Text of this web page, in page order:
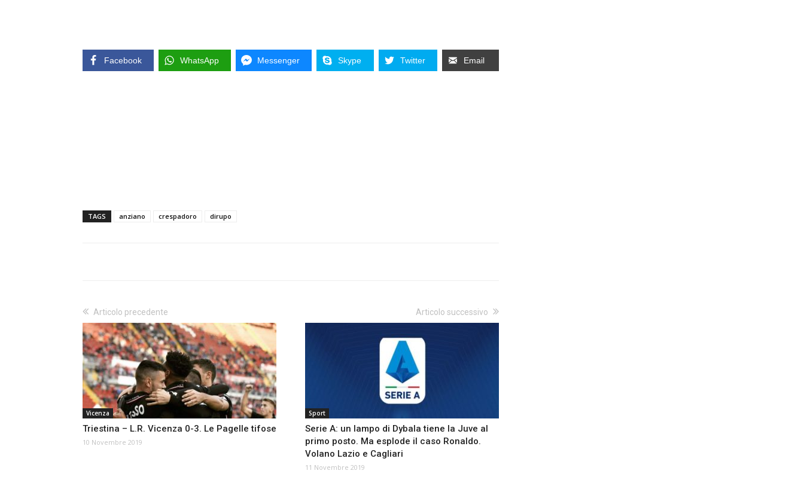
Facebook WhatsApp Messenger Skype Twitter Email
TAGS anziano crespadoro dirupo
Articolo precedente
Vicenza
Triestina – L.R. Vicenza 0-3. Le Pagelle tifose
10 Novembre 2019
Articolo successivo
Sport
Serie A: un lampo di Dybala tiene la Juve al
primo posto. Ma esplode il caso Ronaldo.
Volano Lazio e Cagliari
11 Novembre 2019